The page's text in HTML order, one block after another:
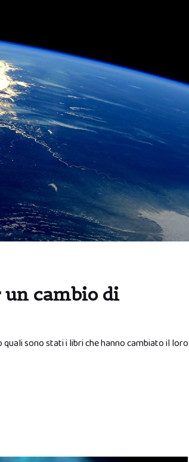
cambio di
sono stati i libri che hanno cambiato il loro